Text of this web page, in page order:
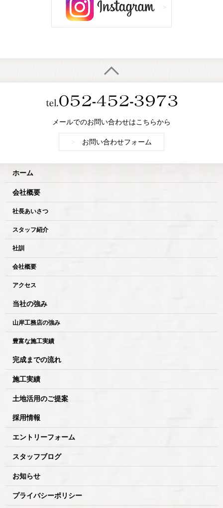
メールでのお問い合わせはこちらから
お問い合わせフォーム
ホーム
会社概要
社長あいさつ
スタッフ紹介
社訓
会社概要
アクセス
当社の強み
山岸工務店の強み
豊富な施工実績
完成までの流れ
施工実績
土地活用のご提案
採用情報
エントリーフォーム
スタッフブログ
お知らせ
プライバシーポリシー